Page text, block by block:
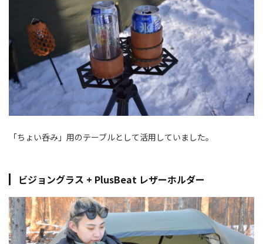
「ちょい呑み」用のテーブルとして活用していました。
ビジョングラス + PlusBeat レザーホルダー